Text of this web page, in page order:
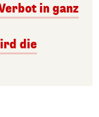
in ganz
die